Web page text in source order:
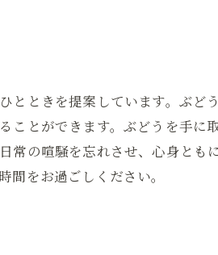
景とぶどうの味わい
る健康的な生活
るエンゲージメントの魅力
築くぶどう販売活動
を育むコミュニケーション
ときを提案しています。ぶど
とができます。ぶどうを手に
の喧騒を忘れさせ、心身とも
をお過ごしください。